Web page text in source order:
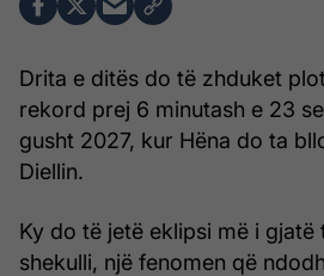
Drita e ditës do të zhduket
rekord prej 6 minutash e 23
gusht 2027, kur Hëna do ta
Diellin.
Ky do të jetë eklipsi më i
shekulli, një fenomen që